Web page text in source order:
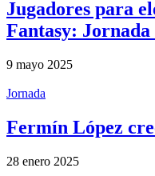
Jugadores para
Fantasy: Jornada
9 mayo 2025
Jornada
Fermín López
28 enero 2025